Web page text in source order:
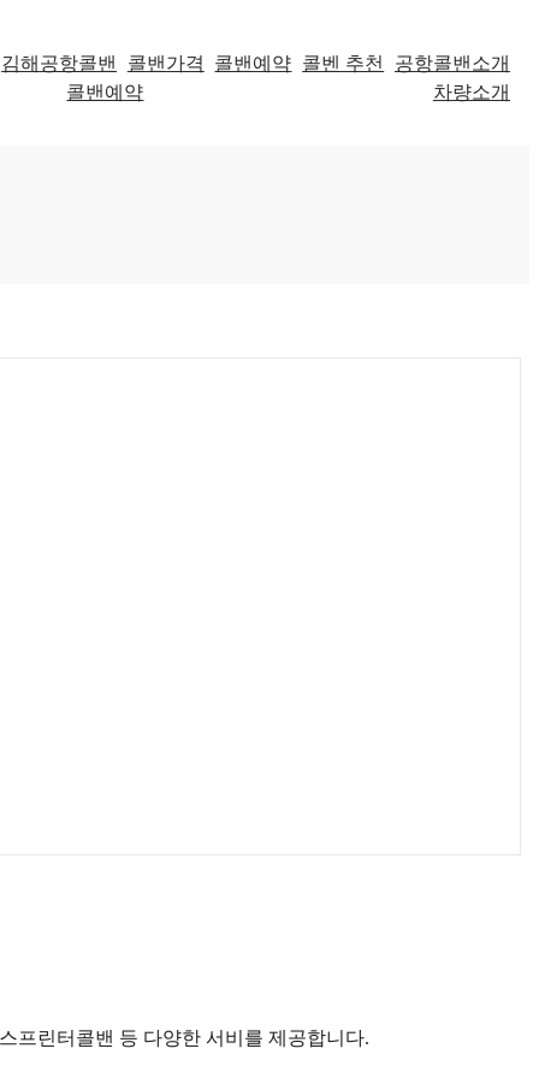
김해공항콜밴 콜밴가격 콜밴예약 콜벤 추천
공항콜밴소개
콜밴예약 차량소개
프린터콜밴 등 다양한 서비를 제공합니다.